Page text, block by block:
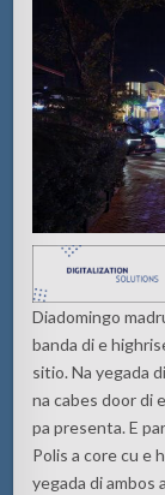
Diadomingo
banda di e
sitio. Na yegada
na cabes door di
pa presenta. E
Polis a core cu e
yegada di ambos